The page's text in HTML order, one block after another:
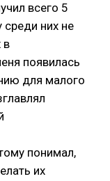
всего 5
них не
в
появилась
для малого
понимал,
их